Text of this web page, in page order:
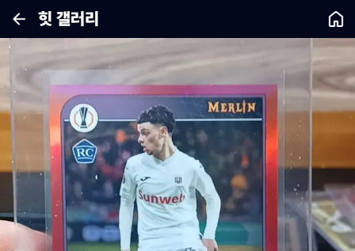
힛 갤러리